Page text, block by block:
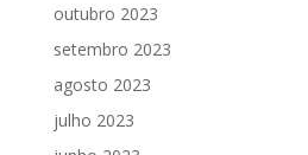
outubro 2023
setembro 2023
agosto 2023
julho 2023